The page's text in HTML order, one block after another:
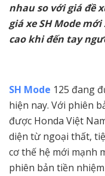
nhau so với giá đề
giá xe SH Mode
cao khi đến tay
SH Mode 125 đang
hiện nay. Với phiên
được Honda Việt
diện từ ngoại thất,
cơ thế hệ mới mạnh
phiên bản tiền